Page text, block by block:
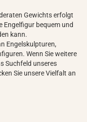
Gewichts erfolgt
Engelfigur bequem und
kann.
Engelskulpturen,
Wenn Sie weitere
Suchfeld unseres
Sie unsere Vielfalt an